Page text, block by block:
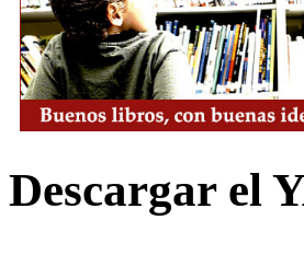
Descargar el